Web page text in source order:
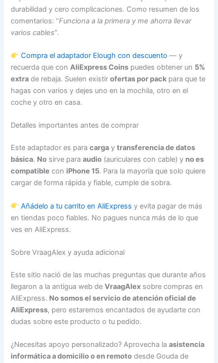
durabilidad y cero complicaciones. Como resumen de los
comentarios: “Funciona a la primera y me ahorra llevar
varios cables”.
Compra el adaptador Elough con descuento — y
recuerda que conAliExpress Coins puedes obtener un 5%
extra de rebaja. Suelen existirofertas por pack para que te
hagas con varios y dejes uno en la mochila, otro en el
coche y otro en casa.
Detalles importantes antes de comprar
Este adaptador es paracarga ytransferencia de datos
básica. No sirve paraaudio (auriculares con cable) y no es
compatible con iPhone 15. Para la mayoría que solo quiere
cargar de forma rápida y fiable, cumple de sobra.
Añádelo a tu carrito en AliExpress y evita pagar de más
en tiendas poco fiables. No pagues nunca más de lo que
ves en AliExpress.
Sobre VraagAlex y ayuda adicional
Este sitio nació de las muchas preguntas que durante años
llegaron a la antigua web deVraagAlex sobre compras en
AliExpress. No somos el servicio de atención oficial de
AliExpress, pero estaremos encantados de ayudarte con
dudas sobre este producto o tu pedido.
¿Necesitas apoyo personalizado? Aprovecha laasistencia
informática a domicilio o en remoto desde Gouda de